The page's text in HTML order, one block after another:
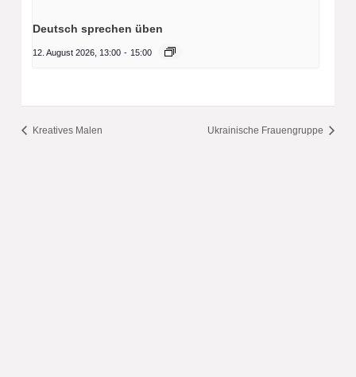
Deutsch sprechen üben
12. August 2026, 13:00 - 15:00
Kreatives Malen Ukrainische Frauengruppe